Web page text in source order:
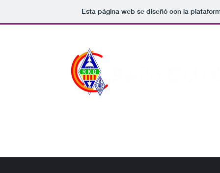
Esta página web se diseñó con la